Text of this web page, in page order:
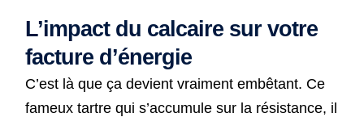
L’impact du calcaire sur votre
facture d’énergie
C’est là que ça devient vraiment embêtant. Ce
fameux tartre qui s’accumule sur la résistance, il